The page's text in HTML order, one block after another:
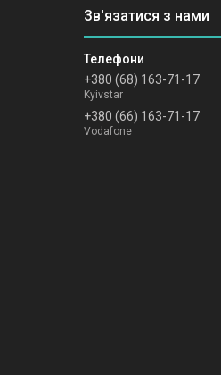
+380 (68) 163-71-17
Kyivstar
+380 (66) 163-71-17
Vodafone